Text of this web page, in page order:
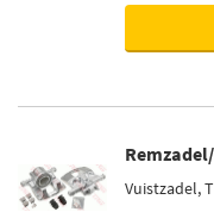
Vuistzadel,